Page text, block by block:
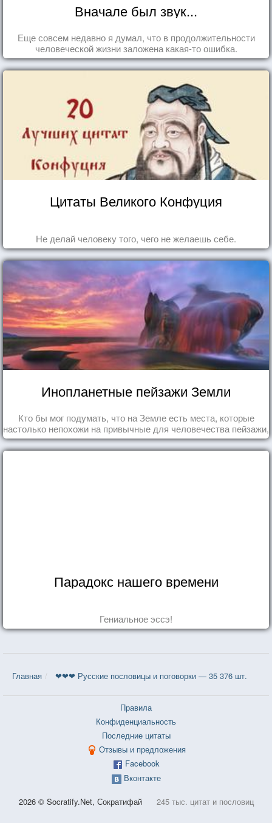
Вначале был звук...
Еще совсем недавно я думал, что в продолжительности
человеческой жизни заложена какая-то ошибка.
Цитаты Великого Конфуция
Не делай человеку того, чего не желаешь себе.
Инопланетные пейзажи Земли
Кто бы мог подумать, что на Земле есть места, которые
настолько непохожи на привычные для человечества пейзажи,
что кажутся и вовсе инопланетными!
Парадокс нашего времени
Гениальное эссэ!
Главная ❤❤❤ Русские пословицы и поговорки — 35 376 шт.
Правила
Конфиденциальность
Последние цитаты
Отзывы и предложения
Facebook
Вконтакте
2026 © Socratify.Net, Сократифай 245 тыс. цитат и пословиц